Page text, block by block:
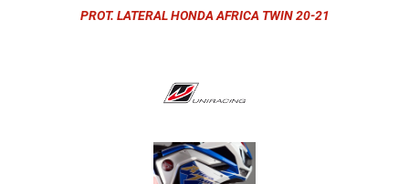
PROT. LATERAL HONDA AFRICA TWIN 20-21